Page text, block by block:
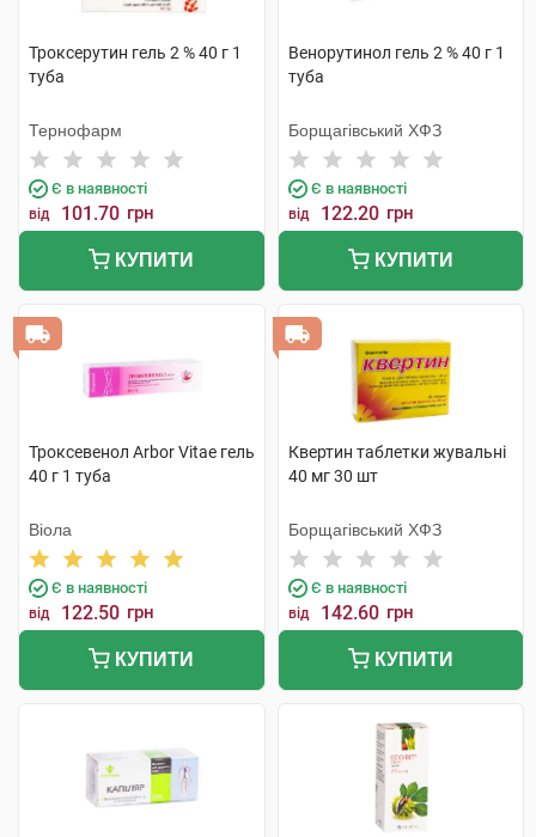
Троксерутин гель 2 % 40 г 1
туба
Тернофарм
Є в наявності
від 101.70 грн
КУПИТИ
Венорутинол гель 2 % 40 г 1
туба
Борщагівський ХФЗ
Є в наявності
від 122.20 грн
КУПИТИ
Троксевенол Arbor Vitae гель
40 г 1 туба
Віола
Є в наявності
від 122.50 грн
КУПИТИ
Квертин таблетки жувальні
40 мг 30 шт
Борщагівський ХФЗ
Є в наявності
від 142.60 грн
КУПИТИ